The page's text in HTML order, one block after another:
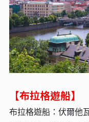
【布拉格遊船】
布拉格遊船：伏爾他